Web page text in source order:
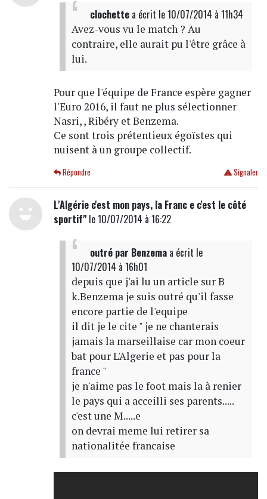
clochettea écrit le 10/07/2014 à 11h34
Avez-vous vu le match ? Au
contraire, elle aurait pu l'être grâce à
lui.
Pour que l'équipe de France espère gagner
l'Euro 2016, il faut ne plus sélectionner
Nasri, , Ribéry et Benzema.
Ce sont trois prétentieux égoïstes qui
nuisent à un groupe collectif.
Signaler
Répondre
L'Algérie c'est mon pays, la Franc e c'est le côté
sportif"le 10/07/2014 à 16:22
outré par Benzemaa écrit le
10/07/2014 à 16h01
depuis que j'ai lu un article sur B
k.Benzema je suis outré qu'il fasse
encore partie de l'equipe
il dit je le cite " je ne chanterais
jamais la marseillaise car mon coeur
bat pour L'Algerie et pas pour la
france "
je n'aime pas le foot mais la à renier
le pays qui a acceilli ses parents.....
c'est une M.....e
on devrai meme lui retirer sa
nationalitée francaise